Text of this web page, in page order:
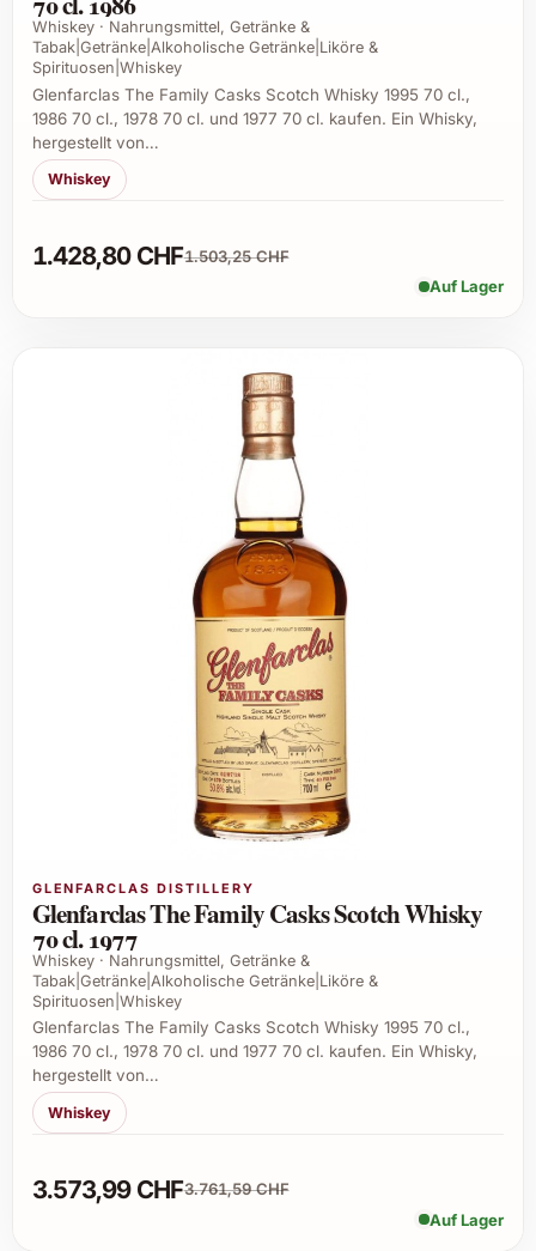
Whiskey · Nahrungsmittel, Getränke &
Tabak|Getränke|Alkoholische Getränke|Liköre &
Spirituosen|Whiskey
Glenfarclas The Family Casks Scotch Whisky 1995 70 cl.,
1986 70 cl., 1978 70 cl. und 1977 70 cl. kaufen. Ein Whisky,
hergestellt von…
Whiskey
1.428,80 CHF1.503,25 CHF
Auf Lager
GLENFARCLAS DISTILLERY
Glenfarclas The Family Casks Scotch Whisky
70 cl. 1977
Whiskey · Nahrungsmittel, Getränke &
Tabak|Getränke|Alkoholische Getränke|Liköre &
Spirituosen|Whiskey
Glenfarclas The Family Casks Scotch Whisky 1995 70 cl.,
1986 70 cl., 1978 70 cl. und 1977 70 cl. kaufen. Ein Whisky,
hergestellt von…
Whiskey
3.573,99 CHF3.761,59 CHF
Auf Lager